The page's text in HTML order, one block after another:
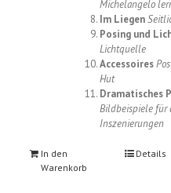
Michelangelo
Im Liegen
Posing und
Lichtquelle
Accessoires
Hut
Dramatisches
Bildbeispiele für
Inszenierungen
In den
Warenkorb
Details